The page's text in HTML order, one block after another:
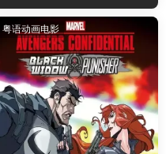
arvel Avengers: Code Red粤
语版
粤语动画电影